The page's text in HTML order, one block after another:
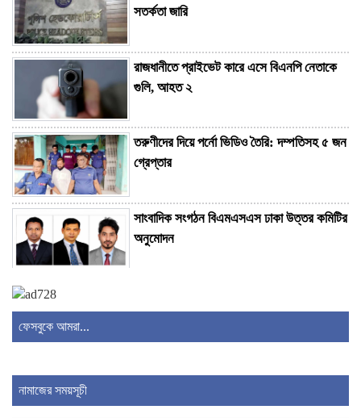
সতর্কতা জারি
রাজধানীতে প্রাইভেট কারে এসে বিএনপি নেতাকে
গুলি, আহত ২
তরুণীদের দিয়ে পর্নো ভিডিও তৈরি: দম্পতিসহ ৫ জন
গ্রেপ্তার
সাংবাদিক সংগঠন বিএমএসএস ঢাকা উত্তর কমিটির
অনুমোদন
ইমার্জিং দল
ফেসবুকে আমরা...
নামাজের সময়সূচী